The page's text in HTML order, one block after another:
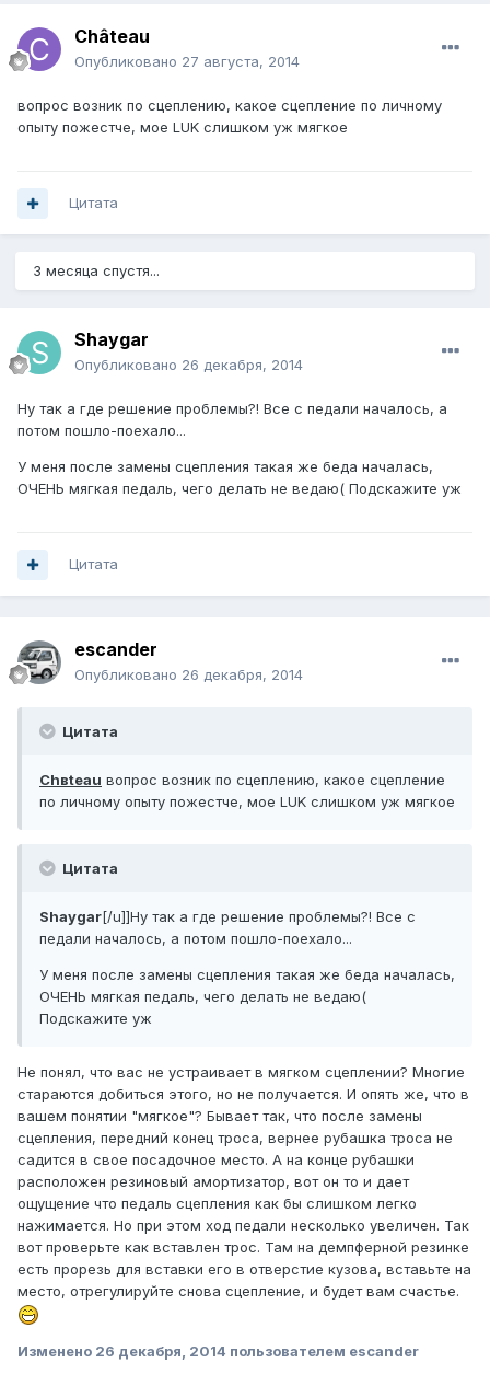
Château
Опубликовано 27 августа, 2014
вопрос возник по сцеплению, какое сцепление по личному
опыту пожестче, мое LUK слишком уж мягкое
Цитата
3 месяца спустя...
Shaygar
Опубликовано 26 декабря, 2014
Ну так а где решение проблемы?! Все с педали началось, а
потом пошло-поехало...
У меня после замены сцепления такая же беда началась,
ОЧЕНЬ мягкая педаль, чего делать не ведаю( Подскажите уж
Цитата
escander
Опубликовано 26 декабря, 2014
Цитата
Chвteau вопрос возник по сцеплению, какое сцепление
по личному опыту пожестче, мое LUK слишком уж мягкое
Цитата
Shaygar[/u]]Ну так а где решение проблемы?! Все с
педали началось, а потом пошло-поехало...
У меня после замены сцепления такая же беда началась,
ОЧЕНЬ мягкая педаль, чего делать не ведаю(
Подскажите уж
Не понял, что вас не устраивает в мягком сцеплении? Многие
стараются добиться этого, но не получается. И опять же, что в
вашем понятии "мягкое"? Бывает так, что после замены
сцепления, передний конец троса, вернее рубашка троса не
садится в свое посадочное место. А на конце рубашки
расположен резиновый амортизатор, вот он то и дает
ощущение что педаль сцепления как бы слишком легко
нажимается. Но при этом ход педали несколько увеличен. Так
вот проверьте как вставлен трос. Там на демпферной резинке
есть прорезь для вставки его в отверстие кузова, вставьте на
место, отрегулируйте снова сцепление, и будет вам счастье.
Изменено 26 декабря, 2014 пользователем escander